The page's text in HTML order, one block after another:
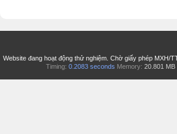
Website đang hoạt động thử nghiệm. Chờ giấy phép MXH/
Timing: 0.2083 seconds Memory: 20.801 MB